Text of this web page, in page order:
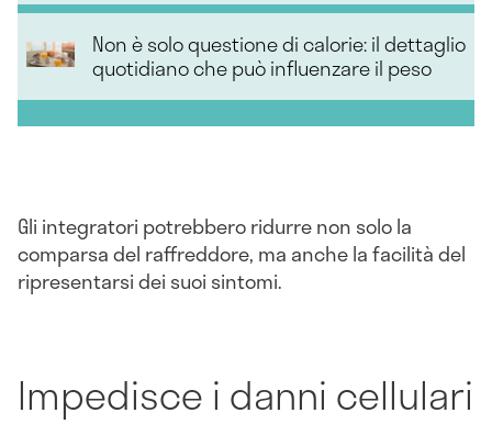
Non è solo questione di calorie: il dettaglio
quotidiano che può influenzare il peso
Gli integratori potrebbero ridurre non solo la
comparsa del raffreddore, ma anche la facilità del
ripresentarsi dei suoi sintomi.
Impedisce i danni cellulari